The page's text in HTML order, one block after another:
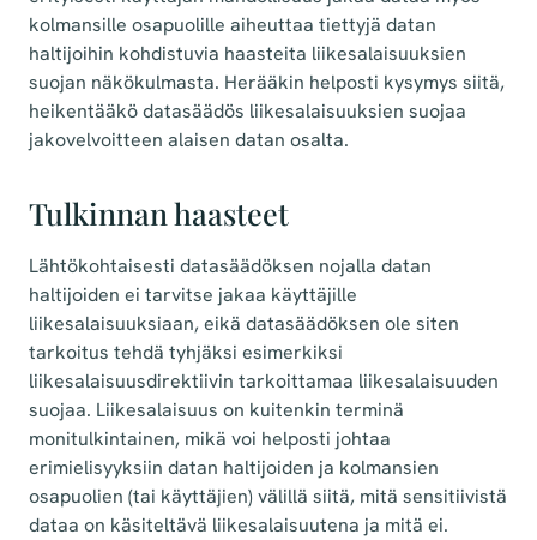
kolmansille osapuolille aiheuttaa tiettyjä datan
haltijoihin kohdistuvia haasteita liikesalaisuuksien
suojan näkökulmasta. Herääkin helposti kysymys siitä,
heikentääkö datasäädös liikesalaisuuksien suojaa
jakovelvoitteen alaisen datan osalta.
Tulkinnan haasteet
Lähtökohtaisesti datasäädöksen nojalla datan
haltijoiden ei tarvitse jakaa käyttäjille
liikesalaisuuksiaan, eikä datasäädöksen ole siten
tarkoitus tehdä tyhjäksi esimerkiksi
liikesalaisuusdirektiivin tarkoittamaa liikesalaisuuden
suojaa. Liikesalaisuus on kuitenkin terminä
monitulkintainen, mikä voi helposti johtaa
erimielisyyksiin datan haltijoiden ja kolmansien
osapuolien (tai käyttäjien) välillä siitä, mitä sensitiivistä
dataa on käsiteltävä liikesalaisuutena ja mitä ei.